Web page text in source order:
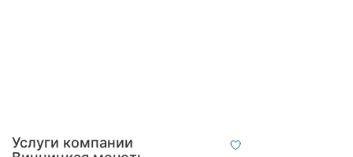
Все
города:
Услуги компании